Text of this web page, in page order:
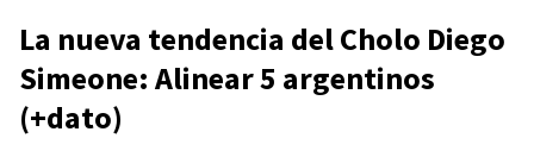
La nueva tendencia del Cholo Diego
Simeone: Alinear 5 argentinos
(+dato)